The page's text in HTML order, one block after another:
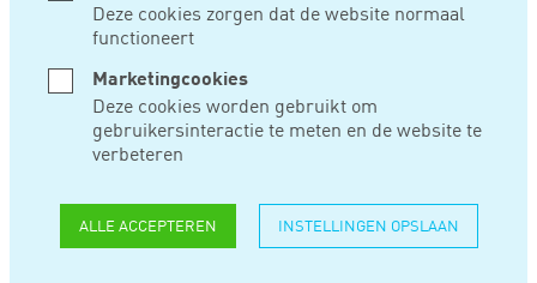
Deze cookies zorgen dat de website normaal
functioneert
Marketingcookies
Deze cookies worden gebruikt om
gebruikersinteractie te meten en de website te
verbeteren
ALLE ACCEPTEREN INSTELLINGEN OPSLAAN
GUNSTIGE
SCHIKKEN DOOR
SUCCESVOLLE
DISCULPATIE